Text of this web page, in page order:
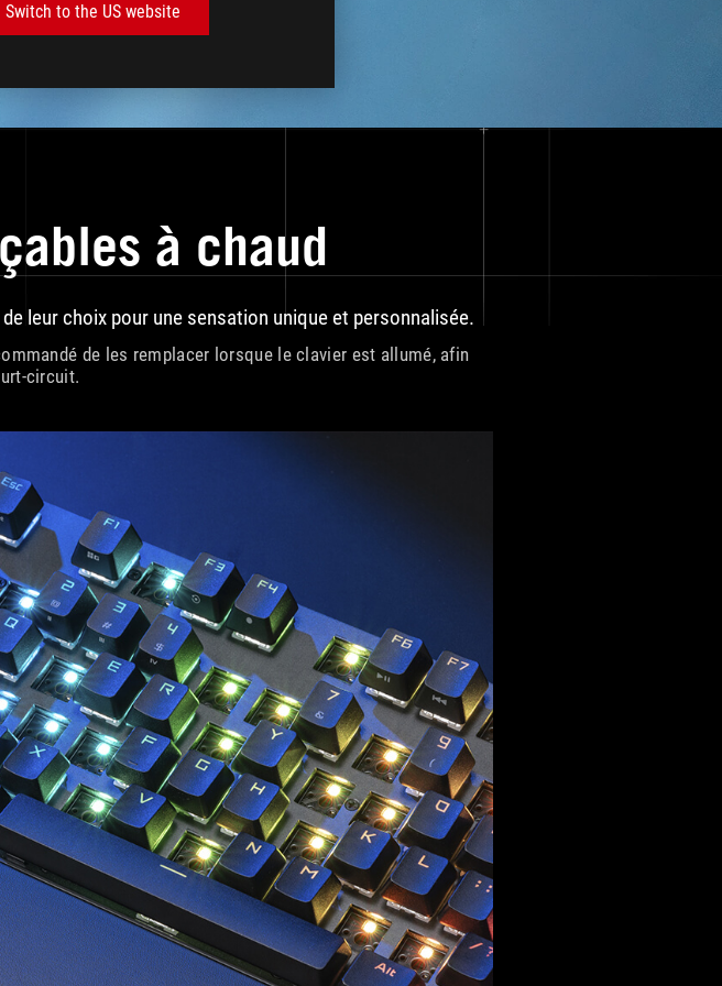
Switch to the US website
à chaud
leur choix pour une sensation unique et personnalisée.
de les remplacer lorsque le clavier est allumé, afin
circuit.